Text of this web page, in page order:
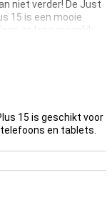
niet verder! De Just
15 is een mooie
zo lang mogelijk
dat kunststof
15 is geschikt voor
en tablets.